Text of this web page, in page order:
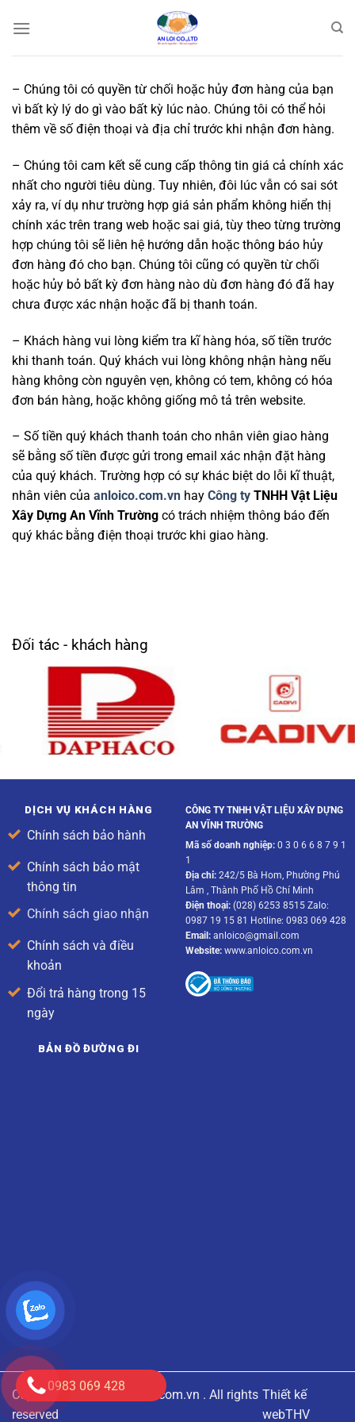
qua
– Chúng tôi có quyền từ chối hoặc hủy đơn hàng của bạn
vì bất kỳ lý do gì vào bất kỳ lúc nào. Chúng tôi có thể hỏi
thêm về số điện thoại và địa chỉ trước khi nhận đơn hàng.
– Chúng tôi cam kết sẽ cung cấp thông tin giá cả chính xác
nhất cho người tiêu dùng. Tuy nhiên, đôi lúc vẫn có sai sót
xảy ra, ví dụ như trường hợp giá sản phẩm không hiển thị
chính xác trên trang web hoặc sai giá, tùy theo từng trường
hợp chúng tôi sẽ liên hệ hướng dẫn hoặc thông báo hủy
đơn hàng đó cho bạn. Chúng tôi cũng có quyền từ chối
hoặc hủy bỏ bất kỳ đơn hàng nào dù đơn hàng đó đã hay
chưa được xác nhận hoặc đã bị thanh toán.
– Khách hàng vui lòng kiểm tra kĩ hàng hóa, số tiền trước
khi thanh toán. Quý khách vui lòng không nhận hàng nếu
hàng không còn nguyên vẹn, không có tem, không có hóa
đơn bán hàng, hoặc không giống mô tả trên website.
– Số tiền quý khách thanh toán cho nhân viên giao hàng
sẽ bằng số tiền được gửi trong email xác nhận đặt hàng
của quý khách. Trường hợp có sự khác biệt do lỗi kĩ thuật,
nhân viên của anloico.com.vn hay Công ty TNHH Vật Liệu
Xây Dựng An Vĩnh Trường có trách nhiệm thông báo đến
quý khác bằng điện thoại trước khi giao hàng.
Đối tác - khách hàng
DỊCH VỤ KHÁCH HÀNG
Chính sách bảo hành
Chính sách bảo mật
thông tin
Chính sách giao nhận
Chính sách và điều
khoản
Đổi trả hàng trong 15
ngày
CÔNG TY TNHH VẬT LIỆU XÂY DỰNG
AN VĨNH TRƯỜNG
Mã số doanh nghiệp:0 3 0 6 6 8 7 9 1
1
Địa chỉ:242/5 Bà Hom, Phường Phú
Lâm , Thành Phố Hồ Chí Minh
Điện thoại:(028) 6253 8515 Zalo:
0987 19 15 81 Hotline: 0983 069 428
Email:anloico@gmail.com
Website:www.anloico.com.vn
BẢN ĐỒ ĐƯỜNG ĐI
Copyright © 2020anloico.com.vn . All rights
reserved
Thiết kế
webTHV
0983 069 428